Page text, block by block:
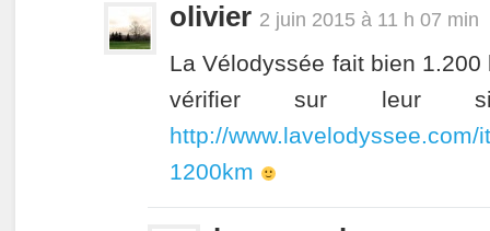
olivier 2 juin 2015 à 11 h 07 min
La Vélodyssée fait bien
vérifier sur leur
http://www.lavelodyssee.com/
1200km